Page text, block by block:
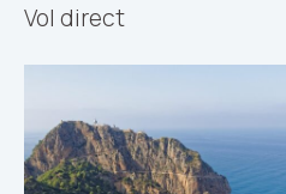
Vol direct